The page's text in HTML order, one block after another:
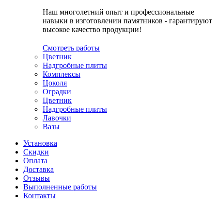
Наш многолетний опыт и профессиональные
навыки в изготовлении памятников - гарантируют
высокое качество продукции!
Смотреть работы
Цветник
Надгробные плиты
Комплексы
Цоколя
Оградки
Цветник
Надгробные плиты
Лавочки
Вазы
Установка
Скидки
Оплата
Доставка
Отзывы
Выполненные работы
Контакты